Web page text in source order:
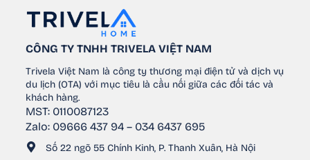
CÔNG TY TNHH TRIVELA VIỆT NAM
Trivela Việt Nam là công ty thương mại điện tử và dịch vụ
du lịch (OTA) với mục tiêu là cầu nối giữa các đối tác và
khách hàng.
MST: 0110087123
Zalo: 09666 437 94 – 034 6437 695
Số 22 ngõ 55 Chính Kinh, P. Thanh Xuân, Hà Nội